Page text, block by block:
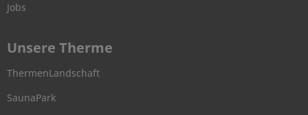
Jobs
Unsere Therme
ThermenLandschaft
SaunaPark